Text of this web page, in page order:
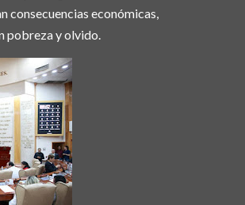
consecuencias económicas,
pobreza y olvido.